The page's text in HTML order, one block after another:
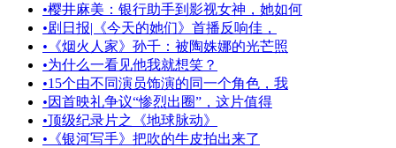
•樱井麻美：银行助手到影视女神，她如何
•剧日报|《今天的她们》首播反响佳，
• 《烟火人家》孙千：被陶姝娜的光芒照
•为什么一看见他我就想笑？
•15个由不同演员饰演的同一个角色，我
•因首映礼争议“惨烈出圈”，这片值得
•顶级纪录片之《地球脉动》
• 《银河写手》把吹的牛皮拍出来了